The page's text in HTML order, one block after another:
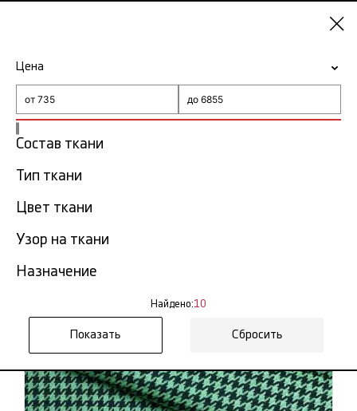
ГлавнаяТкань с узором "гусиная лапка"
Ткань с узором "гусиная
лапка" в Самаре
Фильтр
Показать все
Цена
Состав ткани
Тип ткани
Цвет ткани
Узор на ткани
Назначение
Найдено:10
Сбросить